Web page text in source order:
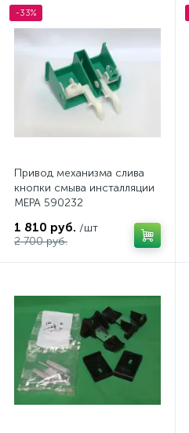
-33%
Привод механизма слива
кнопки смыва инсталляции
MEPA 590232
1 810 руб. /шт
2 700 руб.